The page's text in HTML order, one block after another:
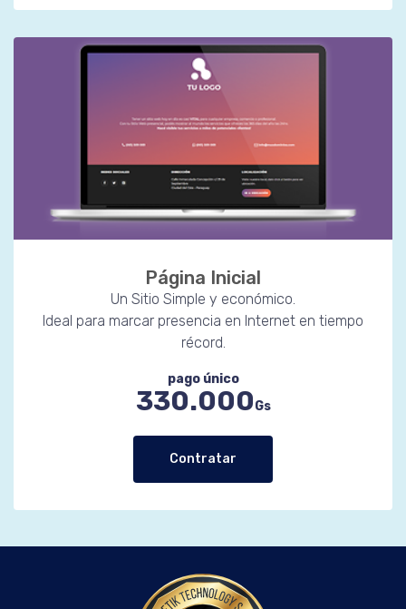
Página Inicial
Un Sitio Simple y económico.
Ideal para marcar presencia en Internet en tiempo
récord.
pago único
330.000Gs
Contratar